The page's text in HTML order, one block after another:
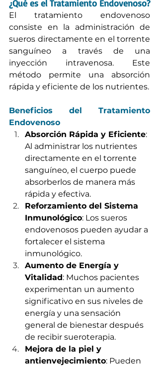
¿Qué es el Tratamiento Endovenoso?
El tratamiento endovenoso
consiste en la administración de
sueros directamente en el torrente
sanguíneo a través de una
inyección intravenosa. Este
método permite una absorción
rápida y eficiente de los nutrientes.
Beneficios del Tratamiento
Endovenoso
Absorción Rápida y Eficiente:
Al administrar los nutrientes
directamente en el torrente
sanguíneo, el cuerpo puede
absorberlos de manera más
rápida y efectiva.
Reforzamiento del Sistema
Inmunológico: Los sueros
endovenosos pueden ayudar a
fortalecer el sistema
inmunológico.
Aumento de Energía y
Vitalidad: Muchos pacientes
experimentan un aumento
significativo en sus niveles de
energía y una sensación
general de bienestar después
de recibir sueroterapia.
Mejora de la piel y
antienvejecimiento: Pueden